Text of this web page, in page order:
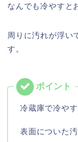
なんでも冷やすと
周りに汚れが浮い
す。
冷蔵庫で冷や
表面についた